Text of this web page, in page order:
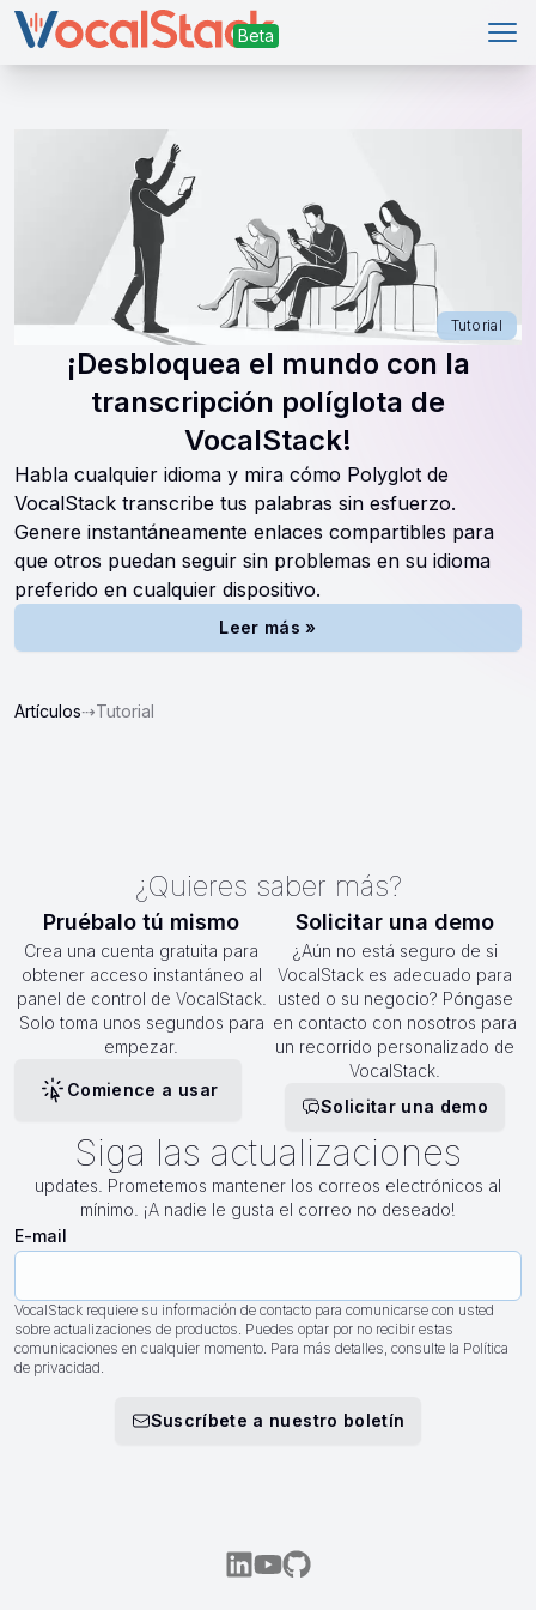
Tutorial
¡Desbloquea el mundo con la
transcripción políglota de
VocalStack!
Habla cualquier idioma y mira cómo Polyglot de
VocalStack transcribe tus palabras sin esfuerzo.
Genere instantáneamente enlaces compartibles para
que otros puedan seguir sin problemas en su idioma
preferido en cualquier dispositivo.
Leer más »
Artículos⇢Tutorial
¿Quieres saber más?
Pruébalo tú mismo
Crea una cuenta gratuita para
obtener acceso instantáneo al
panel de control de VocalStack.
Solo toma unos segundos para
empezar.
Comience a usar
Solicitar una demo
¿Aún no está seguro de si
VocalStack es adecuado para
usted o su negocio? Póngase
en contacto con nosotros para
un recorrido personalizado de
VocalStack.
Solicitar una demo
E-mail
VocalStack requiere su información de contacto para comunicarse con usted
sobre actualizaciones de productos. Puedes optar por no recibir estas
comunicaciones en cualquier momento. Para más detalles, consulte la Política
de privacidad.
Suscríbete a nuestro boletín
Siga las actualizaciones
updates. Prometemos mantener los correos electrónicos al
mínimo. ¡A nadie le gusta el correo no deseado!